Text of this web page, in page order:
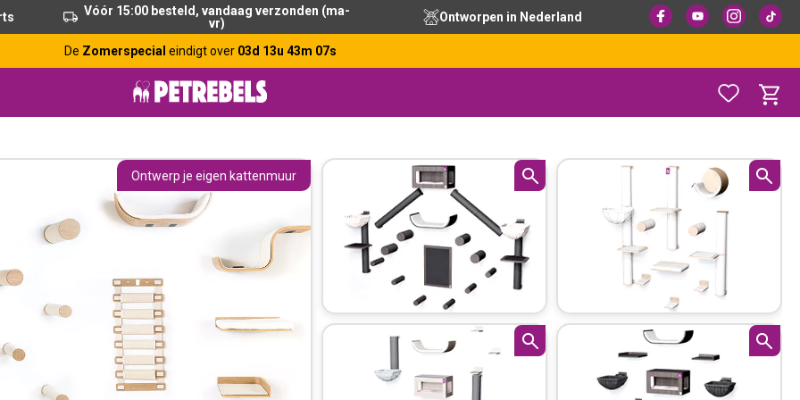
Vóór 15:00 besteld, vandaag verzonden (ma-
vr)
Ontworpen in Nederland
De Zomerspecial eindigt over 03d 13u 43m 06s
Ontwerp je eigen kattenmuur